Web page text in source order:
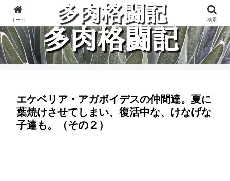
多肉植物と楽しく格闘している記録です。
エケベリア・アガボイデスの仲間達。夏に
葉焼けさせてしまい、復活中な、けなげな
子達も。（その２）
ホーム 検索